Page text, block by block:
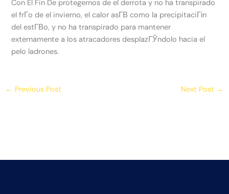
Con El Fin De protegernos de el derrota y no ha transpirado
el frГ­o de el invierno, el calor asГ­В­ como la precipitaciГіn
del estГ­В­o, y no ha transpirado para mantener
externamente a los atracadores desplazГЎndolo hacia el
pelo ladrones.
← Previous Post Next Post →